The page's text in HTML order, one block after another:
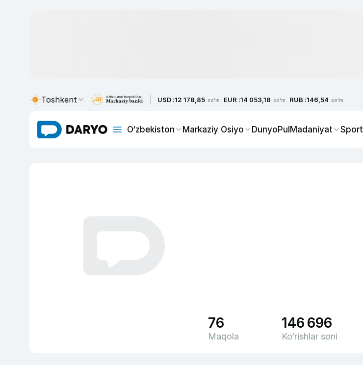
Toshkent USD :12 178,85 so'm EUR :14 053,18 so'm RUB :146,54 so'm
O‘zbekiston Markaziy Osiyo DunyoPulMadaniyat Sport
76
Maqola
146 696
Ko‘rishlar soni